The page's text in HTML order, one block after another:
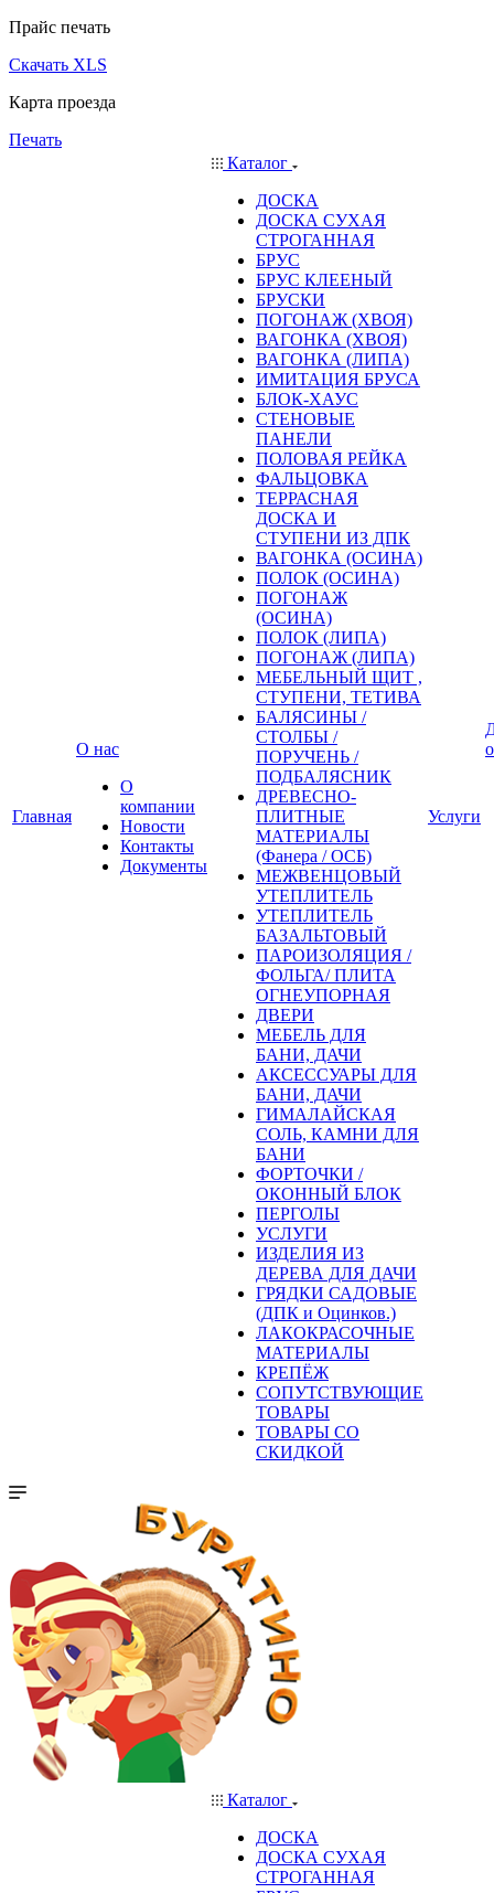
Прайс печать
Скачать XLS
Карта проезда
Печать
Главная
О нас
О
компании
Новости
Контакты
Документы
Каталог
ДОСКА
ДОСКА СУХАЯ
СТРОГАННАЯ
БРУС
БРУС КЛЕЕНЫЙ
БРУСКИ
ПОГОНАЖ (ХВОЯ)
ВАГОНКА (ХВОЯ)
ВАГОНКА (ЛИПА)
ИМИТАЦИЯ БРУСА
БЛОК-ХАУС
СТЕНОВЫЕ
ПАНЕЛИ
ПОЛОВАЯ РЕЙКА
ФАЛЬЦОВКА
ТЕРРАСНАЯ
ДОСКА И
СТУПЕНИ ИЗ ДПК
ВАГОНКА (ОСИНА)
ПОЛОК (ОСИНА)
ПОГОНАЖ
(ОСИНА)
ПОЛОК (ЛИПА)
ПОГОНАЖ (ЛИПА)
МЕБЕЛЬНЫЙ ЩИТ ,
СТУПЕНИ, ТЕТИВА
БАЛЯСИНЫ /
СТОЛБЫ /
ПОРУЧЕНЬ /
ПОДБАЛЯСНИК
ДРЕВЕСНО-
ПЛИТНЫЕ
МАТЕРИАЛЫ
(Фанера / ОСБ)
МЕЖВЕНЦОВЫЙ
УТЕПЛИТЕЛЬ
УТЕПЛИТЕЛЬ
БАЗАЛЬТОВЫЙ
ПАРОИЗОЛЯЦИЯ /
ФОЛЬГА/ ПЛИТА
ОГНЕУПОРНАЯ
ДВЕРИ
МЕБЕЛЬ ДЛЯ
БАНИ, ДАЧИ
АКСЕССУАРЫ ДЛЯ
БАНИ, ДАЧИ
ГИМАЛАЙСКАЯ
СОЛЬ, КАМНИ ДЛЯ
БАНИ
ФОРТОЧКИ /
ОКОННЫЙ БЛОК
ПЕРГОЛЫ
УСЛУГИ
ИЗДЕЛИЯ ИЗ
ДЕРЕВА ДЛЯ ДАЧИ
ГРЯДКИ САДОВЫЕ
(ДПК и Оцинков.)
ЛАКОКРАСОЧНЫЕ
МАТЕРИАЛЫ
КРЕПЁЖ
СОПУТСТВУЮЩИЕ
ТОВАРЫ
ТОВАРЫ СО
СКИДКОЙ
Услуги
Каталог
ДОСКА
ДОСКА СУХАЯ
СТРОГАННАЯ